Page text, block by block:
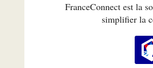
FranceConnect est la
simplifier la